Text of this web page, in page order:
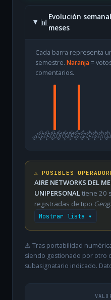
📊
Evolución
meses
Cada barra representa
semestre. Naranja=
comentarios.
09/02
16/0223/0202/0309/0316/0323/0330/0306/0413/0420/0427/04
⚠️ POSIBLES
AIRE NETWORKS DEL
UNIPERSONALtiene 20
registradas de tipo
Mostrar lista ▾
⚠️ Tras portabilidad
siendo gestionado por otro
subasignatario indicado.